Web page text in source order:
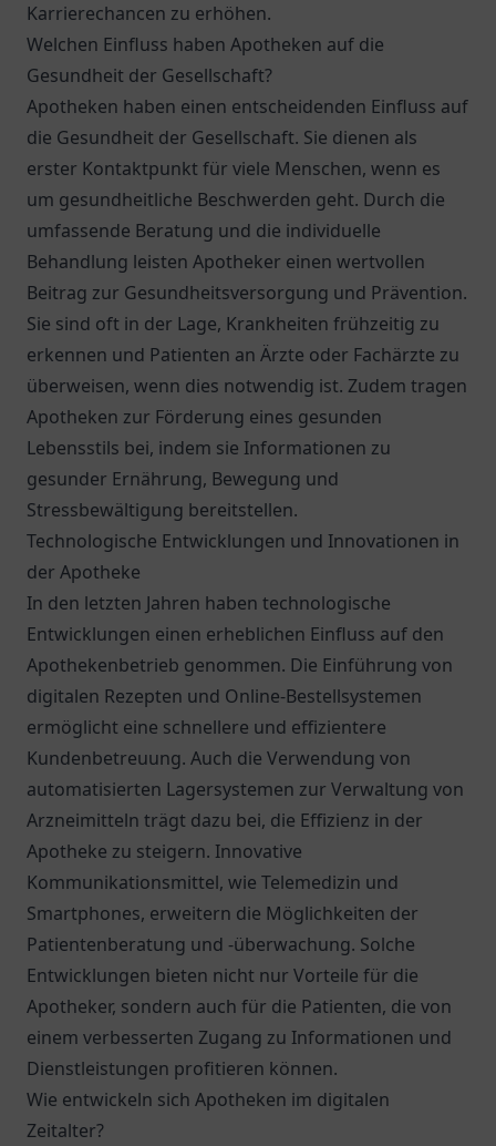
Karrierechancen zu erhöhen.
Welchen Einfluss haben Apotheken auf die
Gesundheit der Gesellschaft?
Apotheken haben einen entscheidenden Einfluss auf
die Gesundheit der Gesellschaft. Sie dienen als
erster Kontaktpunkt für viele Menschen, wenn es
um gesundheitliche Beschwerden geht. Durch die
umfassende Beratung und die individuelle
Behandlung leisten Apotheker einen wertvollen
Beitrag zur Gesundheitsversorgung und Prävention.
Sie sind oft in der Lage, Krankheiten frühzeitig zu
erkennen und Patienten an Ärzte oder Fachärzte zu
überweisen, wenn dies notwendig ist. Zudem tragen
Apotheken zur Förderung eines gesunden
Lebensstils bei, indem sie Informationen zu
gesunder Ernährung, Bewegung und
Stressbewältigung bereitstellen.
Technologische Entwicklungen und Innovationen in
der Apotheke
In den letzten Jahren haben technologische
Entwicklungen einen erheblichen Einfluss auf den
Apothekenbetrieb genommen. Die Einführung von
digitalen Rezepten und Online-Bestellsystemen
ermöglicht eine schnellere und effizientere
Kundenbetreuung. Auch die Verwendung von
automatisierten Lagersystemen zur Verwaltung von
Arzneimitteln trägt dazu bei, die Effizienz in der
Apotheke zu steigern. Innovative
Kommunikationsmittel, wie Telemedizin und
Smartphones, erweitern die Möglichkeiten der
Patientenberatung und -überwachung. Solche
Entwicklungen bieten nicht nur Vorteile für die
Apotheker, sondern auch für die Patienten, die von
einem verbesserten Zugang zu Informationen und
Dienstleistungen profitieren können.
Wie entwickeln sich Apotheken im digitalen
Zeitalter?